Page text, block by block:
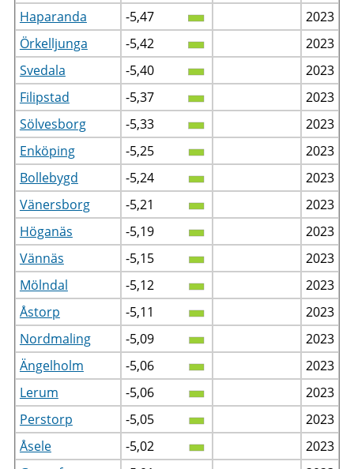
Haparanda
-5,47
2023
Örkelljunga
-5,42
2023
Svedala
-5,40
2023
Filipstad
-5,37
2023
Sölvesborg
-5,33
2023
Enköping
-5,25
2023
Bollebygd
-5,24
2023
Vänersborg
-5,21
2023
Höganäs
-5,19
2023
Vännäs
-5,15
2023
Mölndal
-5,12
2023
Åstorp
-5,11
2023
Nordmaling
-5,09
2023
Ängelholm
-5,06
2023
Lerum
-5,06
2023
Perstorp
-5,05
2023
Åsele
-5,02
2023